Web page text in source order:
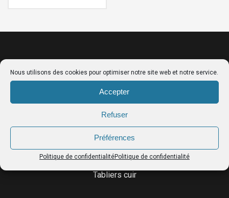
Nous utilisons des cookies pour optimiser notre site web et notre service.
Accepter
Refuser
Préférences
Politique de confidentialitéPolitique de confidentialité
LE CATALOGUE
Ceintures porte-outils
Sacs femme
Tabliers cuir